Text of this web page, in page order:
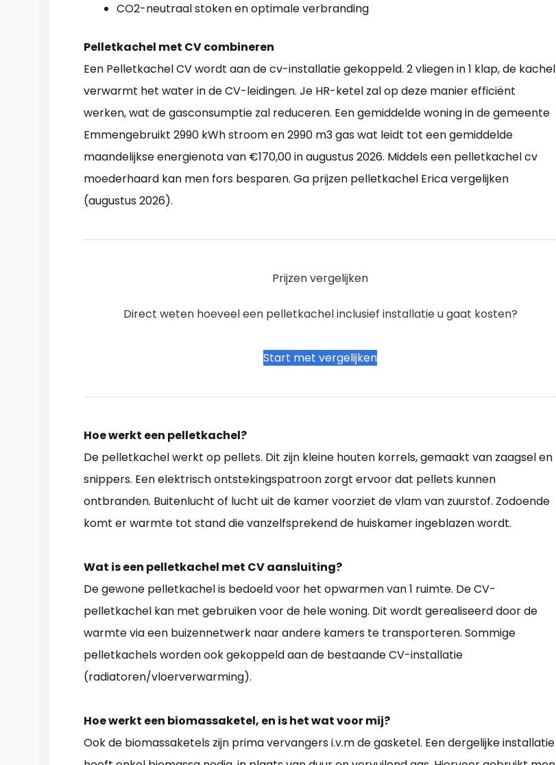
CO2-neutraal stoken en optimale verbranding
Pelletkachel met CV combineren
Een Pelletkachel CV wordt aan de cv-installatie gekoppeld. 2 vliegen in 1 klap, de kachel
verwarmt het water in de CV-leidingen. Je HR-ketel zal op deze manier efficiënt
werken, wat de gasconsumptie zal reduceren. Een gemiddelde woning in de gemeente
Emmengebruikt 2990 kWh stroom en 2990 m3 gas wat leidt tot een gemiddelde
maandelijkse energienota van €170,00 in augustus 2026. Middels een pelletkachel cv
moederhaard kan men fors besparen. Ga prijzen pelletkachel Erica vergelijken
(augustus 2026).
Prijzen vergelijken
Direct weten hoeveel een pelletkachel inclusief installatie u gaat kosten?
Start met vergelijken
Hoe werkt een pelletkachel?
De pelletkachel werkt op pellets. Dit zijn kleine houten korrels, gemaakt van zaagsel en
snippers. Een elektrisch ontstekingspatroon zorgt ervoor dat pellets kunnen
ontbranden. Buitenlucht of lucht uit de kamer voorziet de vlam van zuurstof. Zodoende
komt er warmte tot stand die vanzelfsprekend de huiskamer ingeblazen wordt.
Wat is een pelletkachel met CV aansluiting?
De gewone pelletkachel is bedoeld voor het opwarmen van 1 ruimte. De CV-
pelletkachel kan met gebruiken voor de hele woning. Dit wordt gerealiseerd door de
warmte via een buizennetwerk naar andere kamers te transporteren. Sommige
pelletkachels worden ook gekoppeld aan de bestaande CV-installatie
(radiatoren/vloerverwarming).
Hoe werkt een biomassaketel, en is het wat voor mij?
Ook de biomassaketels zijn prima vervangers i.v.m de gasketel. Een dergelijke installatie